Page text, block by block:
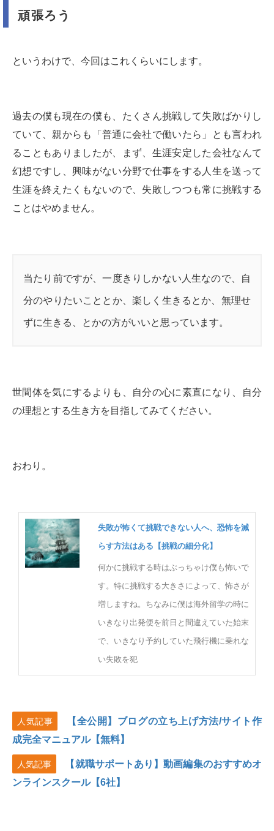
頑張ろう
というわけで、今回はこれくらいにします。
過去の僕も現在の僕も、たくさん挑戦して失敗ばかりし
ていて、親からも「普通に会社で働いたら」とも言われ
ることもありましたが、まず、生涯安定した会社なんて
幻想ですし、興味がない分野で仕事をする人生を送って
生涯を終えたくもないので、失敗しつつも常に挑戦する
ことはやめません。
当たり前ですが、一度きりしかない人生なので、自
分のやりたいこととか、楽しく生きるとか、無理せ
ずに生きる、とかの方がいいと思っています。
世間体を気にするよりも、自分の心に素直になり、自分
の理想とする生き方を目指してみてください。
おわり。
失敗が怖くて挑戦できない人へ、恐怖を減
らす方法はある【挑戦の細分化】
何かに挑戦する時はぶっちゃけ僕も怖いで
す。特に挑戦する大きさによって、怖さが
増しますね。ちなみに僕は海外留学の時に
いきなり出発便を前日と間違えていた始末
で、いきなり予約していた飛行機に乗れな
い失敗を犯
人気記事
【全公開】ブログの立ち上げ方法/サイト作
成完全マニュアル【無料】
人気記事
【就職サポートあり】動画編集のおすすめオ
ンラインスクール【6社】